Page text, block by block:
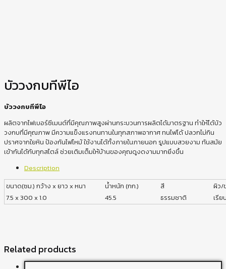
บัววงกบทีพีไอ
บัววงกบทีพีไอ
ผลิตจากไฟเบอร์ซีเมนต์ที่มีคุณภาพสูงผ่านกระบวนการผลิตได้มาตรฐาน ทำให้ได้บัว
วงกบที่มีคุณภาพ มีความแข็งแรงทนทานในทุกสภาพอากาศ ทนไฟได้ ปลวกไม่กิน
ปราศจากใยหิน ป้องกันไฟไหม้ ใช้งานได้ทั้งภายในภายนอก รูปแบบสวยงาม ทันสมัย
เข้ากันได้กับทุกสไตล์ ช่วยเติมเต็มให้บ้านของคุณดูงดงามมากยิ่งขึ้น
Description
ขนาด(ซม.) กว้าง x ยาว x หนา
น้ำหนัก (กก.) สี
ผิว/
7.5 x 300 x 1.0
45.5 ธรรมชาติ เรี
Related products